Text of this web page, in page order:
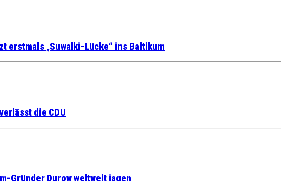
erstmals „Suwalki-Lücke“ ins Baltikum
die CDU
Gründer Durow weltweit jagen